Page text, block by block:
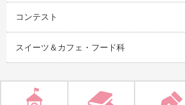
コンテスト
スイーツ＆カフェ・フード科